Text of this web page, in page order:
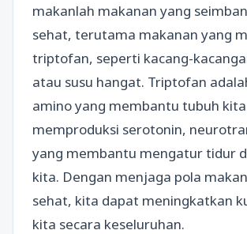
makanlah makanan yang
sehat, terutama makanan yang
triptofan, seperti kacang-
atau susu hangat. Triptofan
amino yang membantu tubuh
memproduksi serotonin,
yang membantu mengatur tidur
kita. Dengan menjaga pola
sehat, kita dapat meningkatkan
kita secara keseluruhan.